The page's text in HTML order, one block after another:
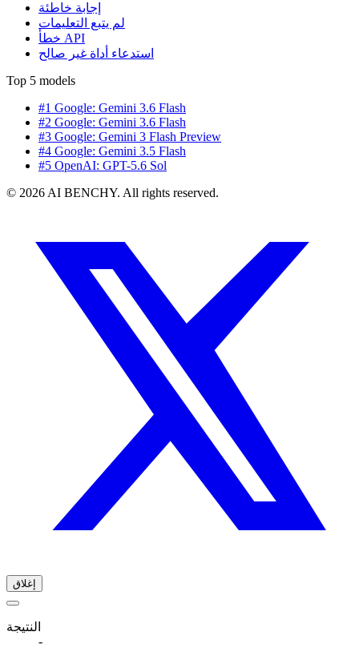
إجابة خاطئة
لم يتبع التعليمات
خطأ API
استدعاء أداة غير صالح
Top 5 models
#1 Google: Gemini 3.6 Flash
#2 Google: Gemini 3.6 Flash
#3 Google: Gemini 3 Flash Preview
#4 Google: Gemini 3.5 Flash
#5 OpenAI: GPT-5.6 Sol
© 2026 AI BENCHY. All rights reserved.
إغلاق
النتيجة
-